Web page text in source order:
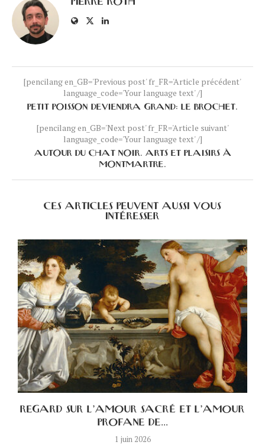
[pencilang en_GB='Previous post' fr_FR='Article précédent'
language_code='Your language text' /]
PETIT POISSON DEVIENDRA GRAND: LE BROCHET.
[pencilang en_GB='Next post' fr_FR='Article suivant'
language_code='Your language text' /]
AUTOUR DU CHAT NOIR. ARTS ET PLAISIRS À
MONTMARTRE.
CES ARTICLES PEUVENT AUSSI VOUS
INTÉRESSER
REGARD SUR L’AMOUR SACRÉ ET L’AMOUR
PROFANE DE...
1 juin 2026